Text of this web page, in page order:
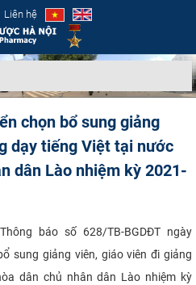
Liên hệ
chọn bổ sung giảng
dạy tiếng Việt tại nước
dân Lào nhiệm kỳ 2021-
báo số 628/TB-BGDĐT ngày
sung giảng viên, giáo viên đi giảng
dân chủ nhân dân Lào nhiệm kỳ